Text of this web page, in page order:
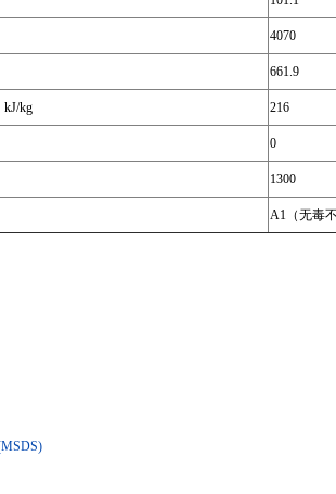
4070
661.9
kJ/kg 216
0
1300
A1（无毒